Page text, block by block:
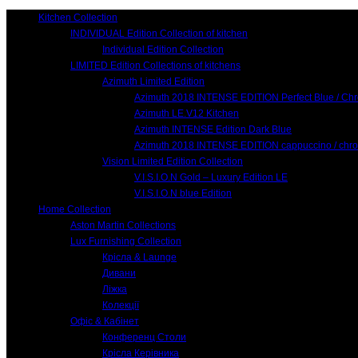
Kitchen Collection
INDIVIDUAL Edition Collection of kitchen
Individual Edition Collection
LIMITED Edition Collections of kitchens
Azimuth Limited Edition
Azimuth 2018 INTENSE EDITION Perfect Blue /
Azimuth LE.V12 Kitchen
Azimuth INTENSE Edition Dark Blue
Azimuth 2018 INTENSE EDITION cappuccino /
Vision Limited Edition Collection
V.I.S.I.O.N Gold – Luxury Edition LE
V.I.S.I.O.N blue Edition
Home Collection
Aston Martin Collections
Lux Furnishing Collection
Крісла & Launge
Дивани
Ліжка
Колекції
Офіс & Кабінет
Конференц Столи
Крісла Керівника